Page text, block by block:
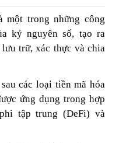
một trong những công
kỷ nguyên số, tạo ra
trữ, xác thực và chia
các loại tiền mã hóa
ứng dụng trong hợp
tập trung (DeFi) và